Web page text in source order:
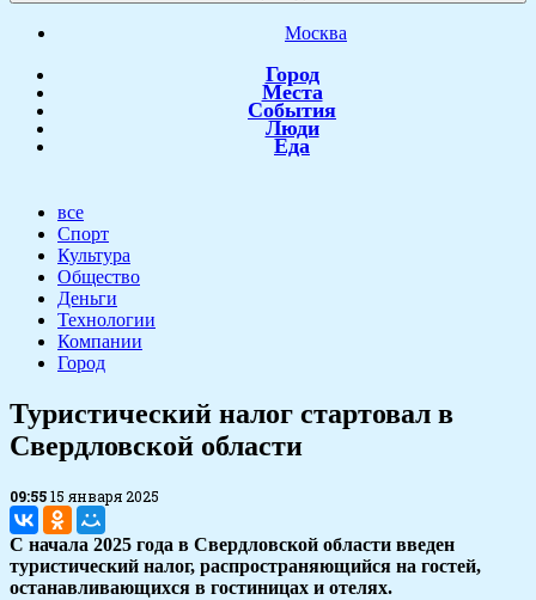
Москва
Город
Места
События
Люди
Еда
все
Спорт
Культура
Общество
Деньги
Технологии
Компании
Город
Туристический налог стартовал в
Свердловской области
09:5515 января 2025
С начала 2025 года в Свердловской области введен
туристический налог, распространяющийся на гостей,
останавливающихся в гостиницах и отелях.